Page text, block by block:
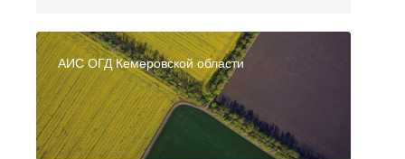
АИС ОГД Кемеровской области